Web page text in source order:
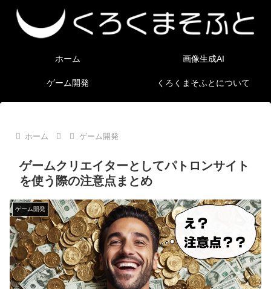
ホーム 画像生成AI
ゲーム開発 くろくまそふとについて
ホーム ゲーム開発
ゲームクリエイターとしてパトロンサイト
を使う際の注意点まとめ
ゲーム開発